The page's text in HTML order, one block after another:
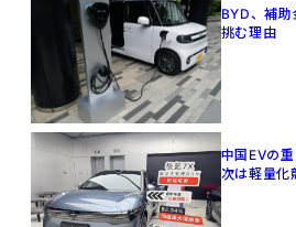
BYD、補助
挑む理由
中国EVの
次は軽量化